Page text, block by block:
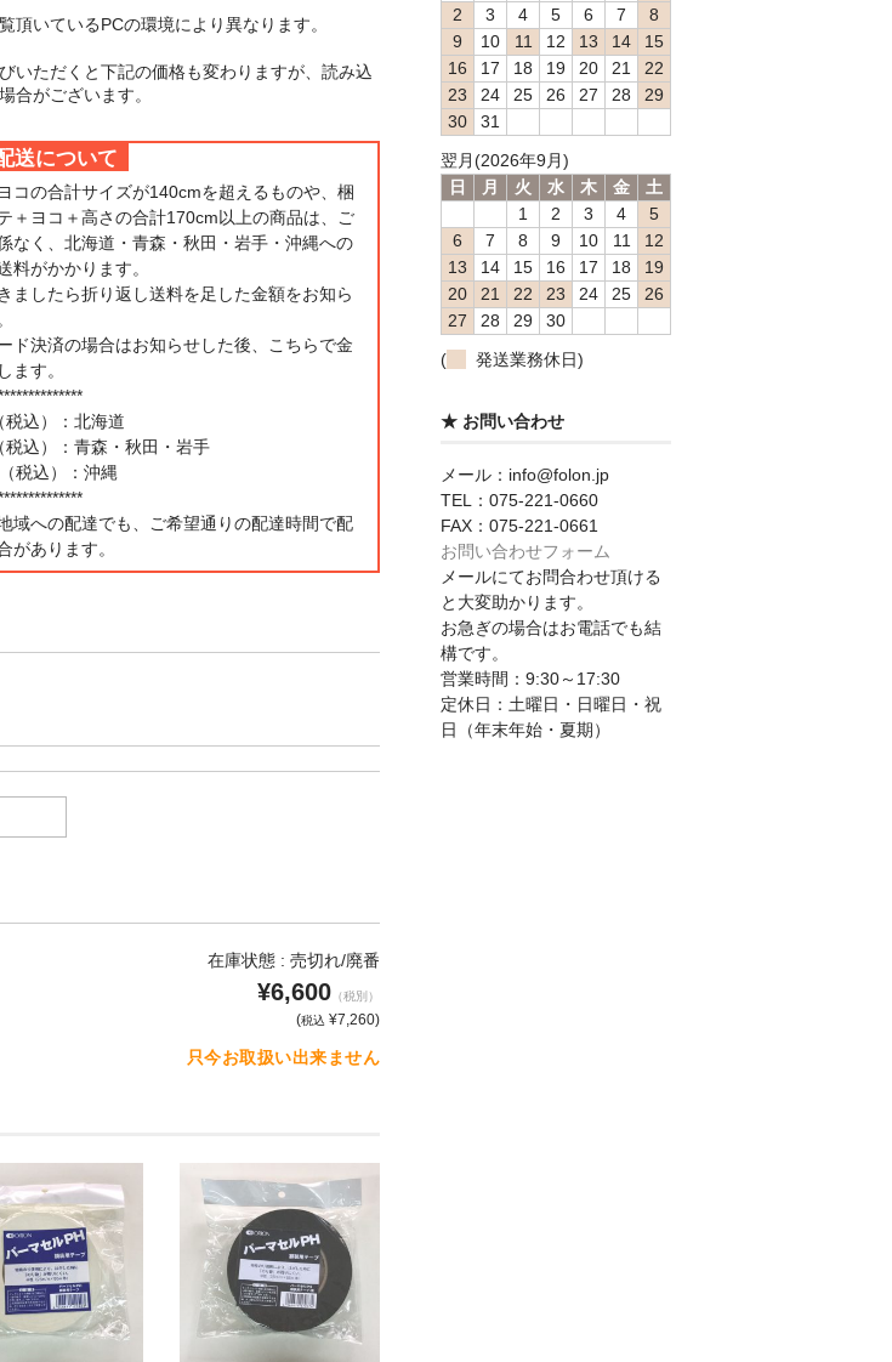
頂いているPCの環境により異なります。
いただくと下記の価格も変わりますが、読み込
合がございます。
送について
コの合計サイズが140cmを超えるものや、梱
＋ヨコ＋高さの合計170cm以上の商品は、ご
なく、北海道・青森・秋田・岩手・沖縄への
料がかかります。
ましたら折り返し送料を足した金額をお知ら
ド決済の場合はお知らせした後、こちらで金
ます。
込）：北海道
込）：青森・秋田・岩手
税込）：沖縄
域への配達でも、ご希望通りの配達時間で配
があります。
在庫状態 : 売切れ/廃番
¥6,600 （税別）
(税込 ¥7,260)
只今お取扱い出来ません
2
3 4 5 6 7
8
9
10 11 12 13 14
15
16
17 18 19 20 21
22
23
24 25 26 27 28
29
30
31
翌月(2026年9月)
日
月 火 水 木 金
土
1
2 3 4
5
6
7 8 9 10 11
12
13
14 15 16 17 18
19
20
21 22 23 24 25
26
27
28 29
30
(
発送業務休日)
★ お問い合わせ
メール：info@folon.jp
TEL：075-221-0660
FAX：075-221-0661
お問い合わせフォーム
メールにてお問合わせ頂ける
と大変助かります。
お急ぎの場合はお電話でも結
構です。
営業時間：9:30～17:30
定休日：土曜日・日曜日・祝
日（年末年始・夏期）